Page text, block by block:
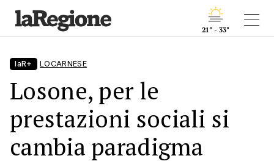
21° - 33°
laR+ LOCARNESE
Losone, per le
prestazioni sociali si
cambia paradigma